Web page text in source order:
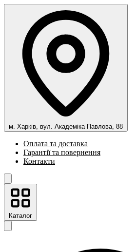
м. Харків, вул. Академіка Павлова, 88
Оплата та доставка
Гарантії та повернення
Контакти
Каталог